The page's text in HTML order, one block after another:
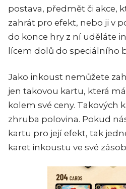
postava, předmět či akce,
zahrát pro efekt, nebo ji v
do konce hry z ní uděláte
lícem dolů do speciálního
Jako inkoust nemůžete
jen takovou kartu, která
kolem své ceny. Takových
zhruba polovina. Pokud
kartu pro její efekt, tak
karet inkoustu ve své